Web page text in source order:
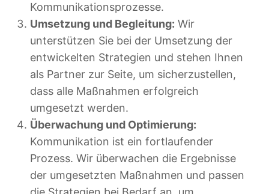
Kommunikationsprozesse.
Umsetzung und Begleitung: Wir
unterstützen Sie bei der Umsetzung der
entwickelten Strategien und stehen Ihnen
als Partner zur Seite, um sicherzustellen,
dass alle Maßnahmen erfolgreich
umgesetzt werden.
Überwachung und Optimierung:
Kommunikation ist ein fortlaufender
Prozess. Wir überwachen die Ergebnisse
der umgesetzten Maßnahmen und passen